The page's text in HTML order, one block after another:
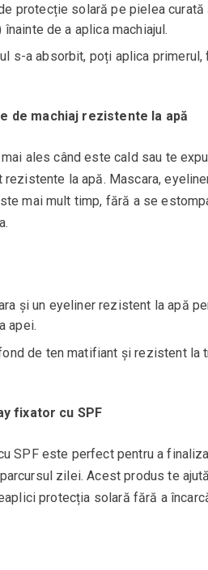
protecție solară pe pielea
de a aplica machiajul.
s-a absorbit, poți aplica
de machiaj rezistente la apă
ales când este cald sau te
rezistente la apă. Mascara,
mai mult timp, fără a se
și un eyeliner rezistent la apă
apei.
de ten matifiant și rezistent la
fixator cu SPF
SPF este perfect pentru a
zilei. Acest produs te
protecția solară fără a